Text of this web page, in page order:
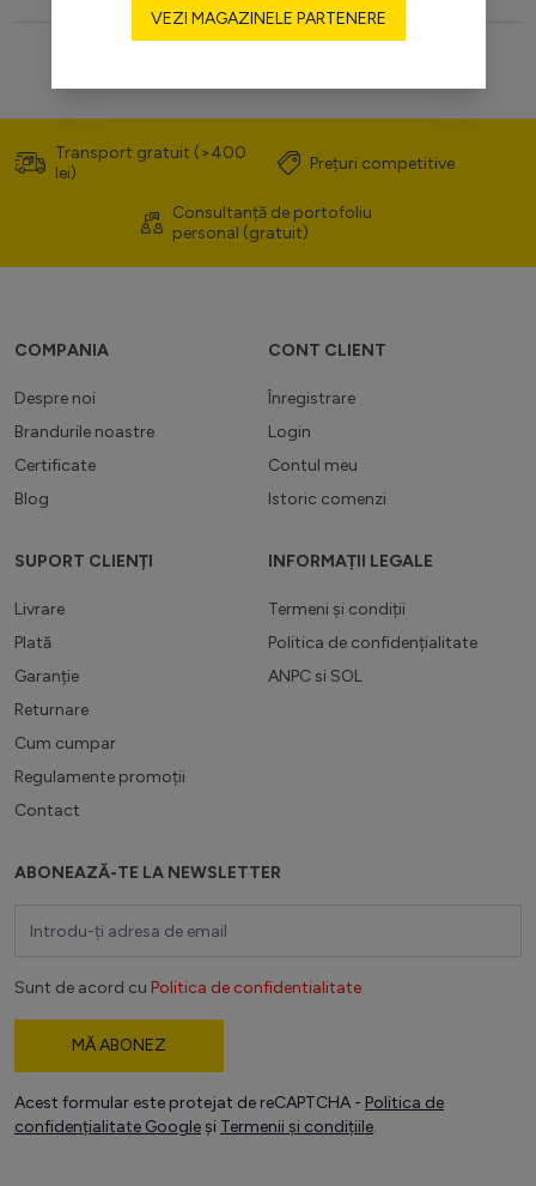
VEZI MAGAZINELE PARTENERE
Transport gratuit (>400
lei)
Prețuri competitive
Consultanță de portofoliu
personal (gratuit)
COMPANIA
Despre noi
Brandurile noastre
Certificate
Blog
CONT CLIENT
Înregistrare
Login
Contul meu
Istoric comenzi
SUPORT CLIENȚI
Livrare
Plată
Garanție
Returnare
Cum cumpar
Regulamente promoții
Contact
INFORMAȚII LEGALE
Termeni și condiții
Politica de confidențialitate
ANPC si SOL
ABONEAZĂ-TE LA NEWSLETTER
Sunt de acord cu Politica de confidentialitate
MĂ ABONEZ
Acest formular este protejat de reCAPTCHA - Politica de
confidențialitate Google și Termenii și condițiile.